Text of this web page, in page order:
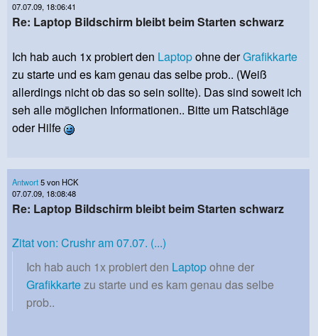
07.07.09, 18:06:41
Re: Laptop Bildschirm bleibt beim Starten schwarz
Ich hab auch 1x probiert den Laptopohne derGrafikkarte
zu starte und es kam genau das selbe prob.. (Weiß
allerdings nicht ob das so sein sollte). Das sind soweit ich
seh alle möglichen Informationen.. Bitte um Ratschläge
oder Hilfe
Antwort5 von HCK
07.07.09, 18:08:48
Re: Laptop Bildschirm bleibt beim Starten schwarz
Zitat von: Crushr am 07.07. (...)
Ich hab auch 1x probiert den Laptopohne der
Grafikkartezu starte und es kam genau das selbe
prob..